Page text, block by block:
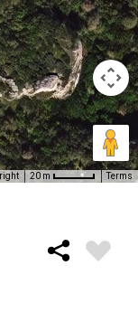
20 m Terms